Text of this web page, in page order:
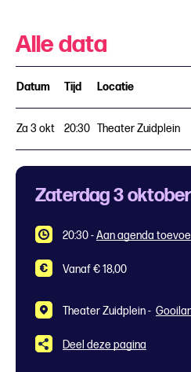
Alle data
Datum Tijd Locatie
Za 3 okt 20:30 Theater Zuidplein
Zaterdag 3 oktober
20:30-Aan agenda
Vanaf € 18,00
Theater Zuidplein -
Deel deze pagina